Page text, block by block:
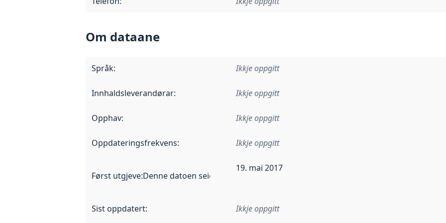
Om dataane
Språk: Ikkje oppgitt
Innhaldsleverandørar: Ikkje oppgitt
Opphav: Ikkje oppgitt
Oppdateringsfrekvens: Ikkje oppgitt
Først utgjeve:Denne datoen seier når dataa i dette datasettet først blei utgitt. Det kan ha
19. mai 2017
Sist oppdatert: Ikkje oppgitt